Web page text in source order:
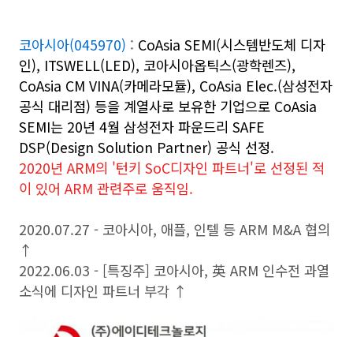
코아시아(045970) : CoAsia SEMI(시스템반도체 디자
인), ITSWELL(LED), 코아시아옵틱스(광학렌즈),
CoAsia CM VINA(카메라모듈), CoAsia Elec.(삼성전자
공식 대리점) 등을 계열사로 보유한 기업으로 CoAsia
SEMI는 20년 4월 삼성전자 파운드리 SAFE
DSP(Design Solution Partner) 공식 선정.
2020년 ARM의 '턴키 SoC디자인 파트너'로 선정된 적
이 있어 ARM 관련주로 움직임.
2020.07.27 - 코아시아, 애플, 인텔 등 ARM M&A 협의
↑
2022.06.03 - [특징주] 코아시아, 英 ARM 인수전 과열
소식에 디자인 파트너 부각 ↑